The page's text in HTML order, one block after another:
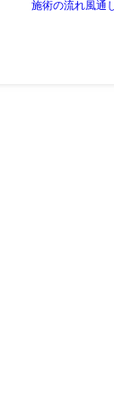
施術の流れ風通